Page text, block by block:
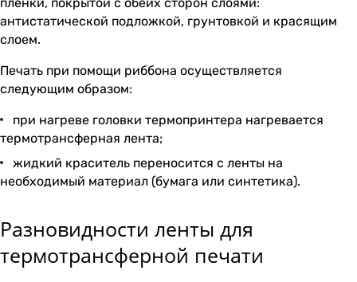
антистатической подложкой, грунтовкой и красящим
слоем.
Печать при помощи риббона осуществляется
следующим образом:
при нагреве головки термопринтера нагревается
термотрансферная лента;
жидкий краситель переносится с ленты на
необходимый материал (бумага или синтетика).
Разновидности ленты для
термотрансферной печати